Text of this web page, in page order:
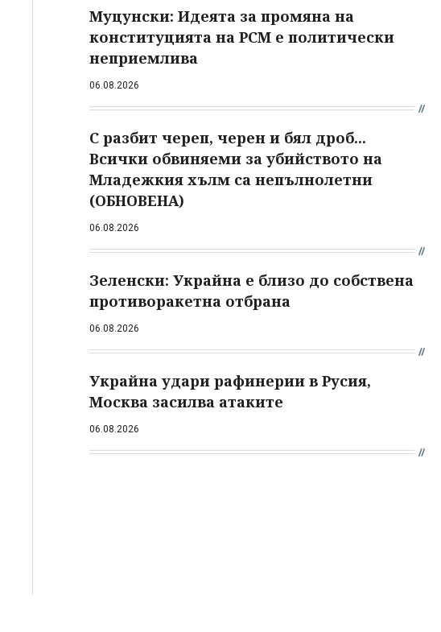
Муцунски: Идеята за промяна на
конституцията на РСМ е политически
неприемлива
06.08.2026
С разбит череп, черен и бял дроб...
Всички обвиняеми за убийството на
Младежкия хълм са непълнолетни
(ОБНОВЕНА)
06.08.2026
Зеленски: Украйна е близо до собствена
противоракетна отбрана
06.08.2026
Украйна удари рафинерии в Русия,
Москва засилва атаките
06.08.2026